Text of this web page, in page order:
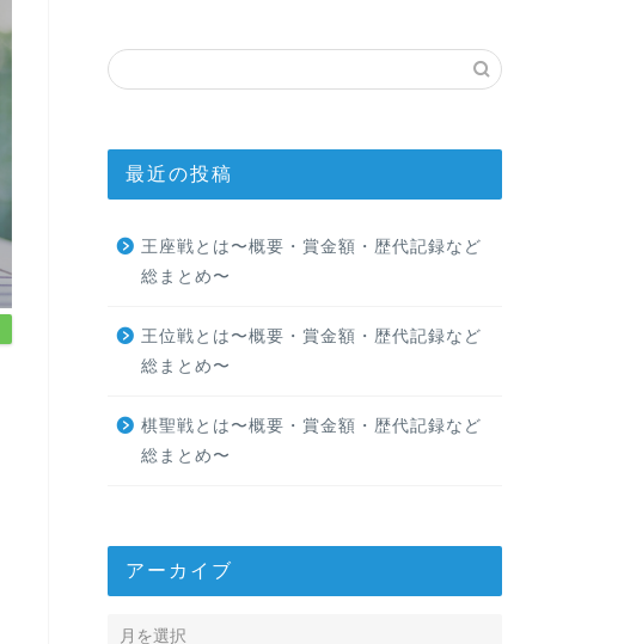
最近の投稿
王座戦とは〜概要・賞金額・歴代記録など
総まとめ〜
王位戦とは〜概要・賞金額・歴代記録など
総まとめ〜
棋聖戦とは〜概要・賞金額・歴代記録など
総まとめ〜
アーカイブ